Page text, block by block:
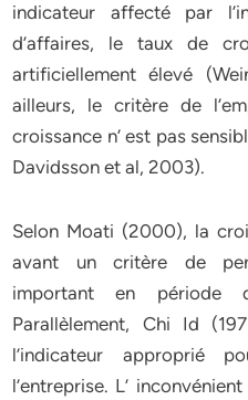
indicateur affecté par
d’affaires, le taux de
artificiellement élevé
ailleurs, le critère de
croissance n’ est pas
Davidsson et al, 2003).
Selon Moati (2000), la
avant un critère de
important en période
Parallèlement, Chi Id
l’indicateur approprié
l’entreprise. L’